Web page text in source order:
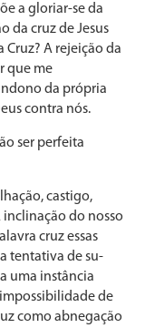
a gloriar-se da
da cruz de Jesus
Cruz? A rejeição da
que me
da própria
contra nós.
ser per­feita
castigo,
do nos­so
cruz essas
tentativa de su­
uma instância
impossibilidade de
como abnega­ção